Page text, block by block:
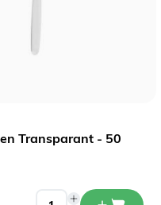
Transparant - 50